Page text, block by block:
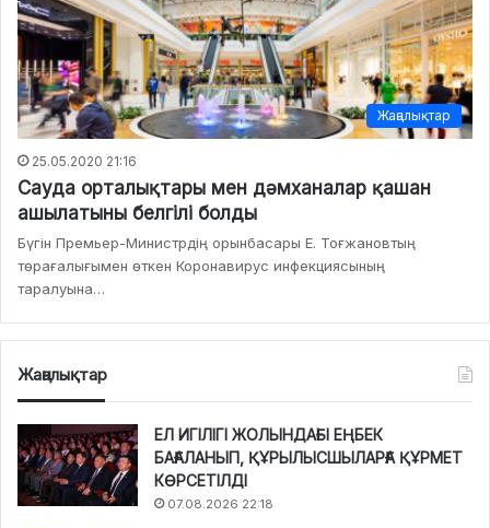
Жаңалықтар
25.05.2020 21:16
Сауда орталықтары мен дәмханалар қашан
ашылатыны белгілі болды
Бүгін Премьер-Министрдің орынбасары Е. Тоғжановтың
төрағалығымен өткен Коронавирус инфекциясының
таралуына…
Жаңалықтар
ЕЛ ИГІЛІГІ ЖОЛЫНДАҒЫ ЕҢБЕК
БАҒАЛАНЫП, ҚҰРЫЛЫСШЫЛАРҒА ҚҰРМЕТ
КӨРСЕТІЛДІ
07.08.2026 22:18